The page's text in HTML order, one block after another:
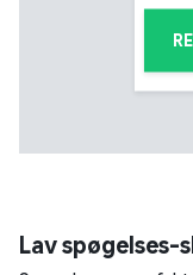
Lav spøgelses-